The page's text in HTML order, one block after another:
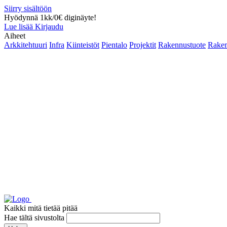
Siirry sisältöön
Hyödynnä 1kk/0€ diginäyte!
Lue lisää Kirjaudu
Aiheet
Arkkitehtuuri Infra Kiinteistöt Pientalo Projektit Rakennustuote
Kaikki mitä tietää pitää
Hae tältä sivustolta